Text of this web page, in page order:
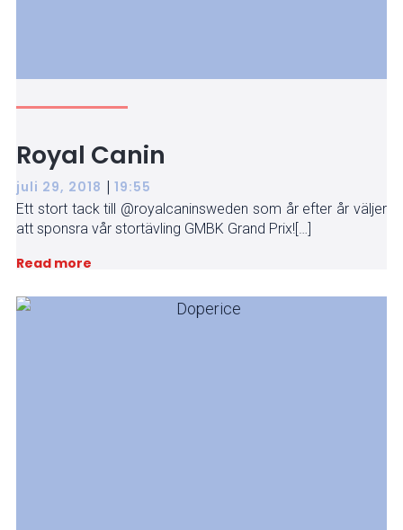
Royal Canin
juli 29, 2018 | 19:55
Ett stort tack till @royalcaninsweden som år efter år väljer
att sponsra vår stortävling GMBK Grand Prix![…]
Read more